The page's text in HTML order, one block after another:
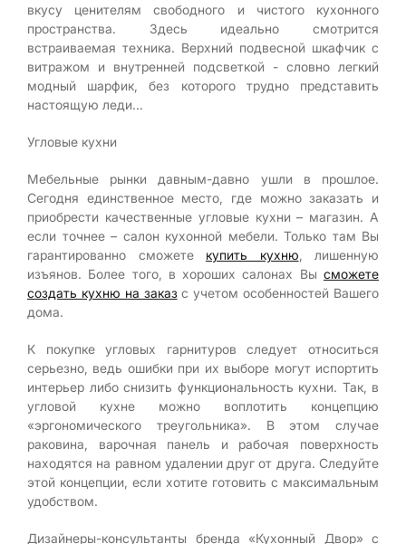
вкусу ценителям свободного и чистого кухонного
пространства. Здесь идеально смотрится
встраиваемая техника. Верхний подвесной шкафчик с
витражом и внутренней подсветкой - словно легкий
модный шарфик, без которого трудно представить
настоящую леди...
Угловые кухни
Мебельные рынки давным-давно ушли в прошлое.
Сегодня единственное место, где можно заказать и
приобрести качественные угловые кухни – магазин. А
если точнее – салон кухонной мебели. Только там Вы
гарантированно сможете купить кухню , лишенную
изъянов. Более того, в хороших салонах Вы сможете
создать кухню на заказс учетом особенностей Вашего
дома.
К покупке угловых гарнитуров следует относиться
серьезно, ведь ошибки при их выборе могут испортить
интерьер либо снизить функциональность кухни. Так, в
угловой кухне можно воплотить концепцию
«эргономического треугольника». В этом случае
раковина, варочная панель и рабочая поверхность
находятся на равном удалении друг от друга. Следуйте
этой концепции, если хотите готовить с максимальным
удобством.
Дизайнеры-консультанты бренда «Кухонный Двор» с